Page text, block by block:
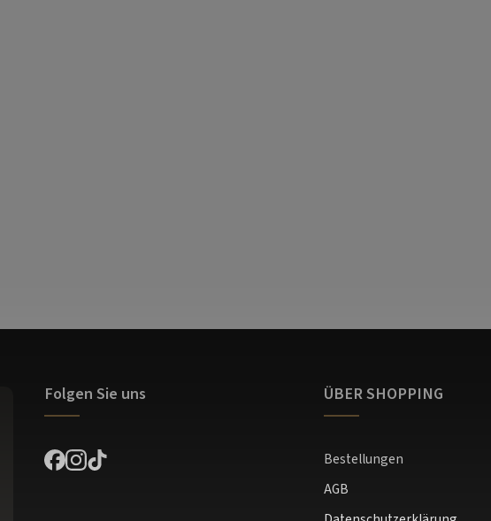
Folgen Sie uns ÜBER SHOPPING
Bestellungen
AGB